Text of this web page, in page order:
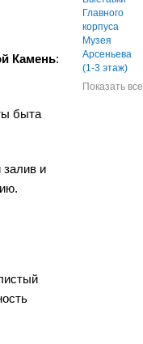
Камень:
быта
залив и
Показать все